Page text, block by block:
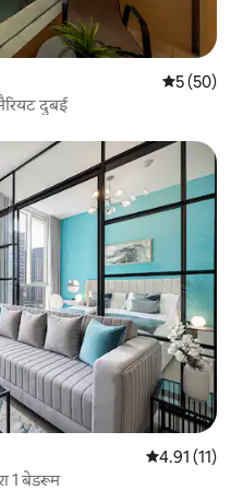
औसत रेटिंग
5 (50)
दुबई
औसत रेटिंग 5 में
4.91 (11)
1 बेडरूम